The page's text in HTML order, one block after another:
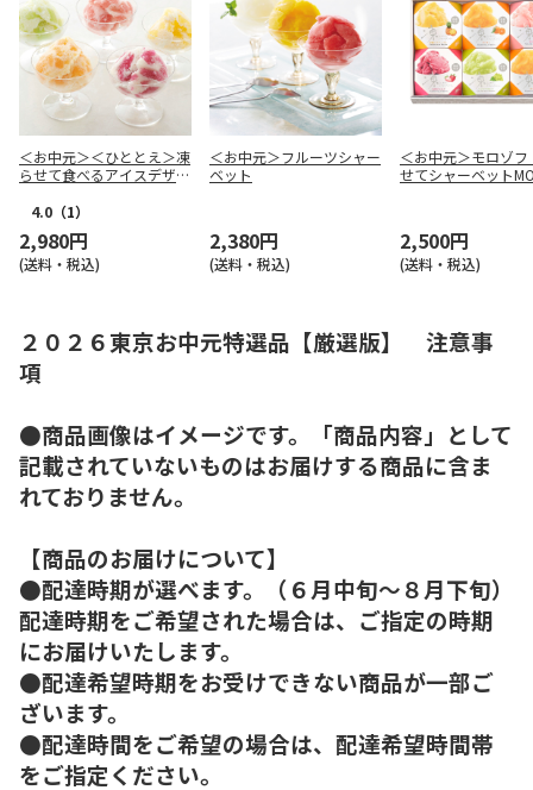
＜お中元＞＜ひととえ＞凍
らせて食べるアイスデザー
4.0 （1）
2,980円
(送料・税込)
＜お中元＞フルーツシャー
ベット
2,380円
(送料・税込)
＜お中元＞モロゾ
せてシャーベット
2,500円
(送料・税込)
２０２６東京お中元特選品【厳選版】 注意事
項
●商品画像はイメージです。「商品内容」として
記載されていないものはお届けする商品に含ま
れておりません。
【商品のお届けについて】
●配達時期が選べます。（６月中旬～８月下旬）
配達時期をご希望された場合は、ご指定の時期
にお届けいたします。
●配達希望時期をお受けできない商品が一部ご
ざいます。
●配達時間をご希望の場合は、配達希望時間帯
をご指定ください。